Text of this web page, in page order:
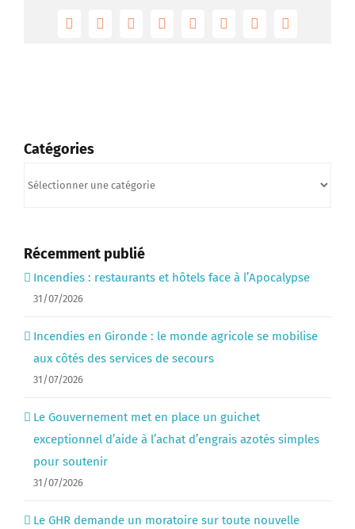
FacebookTwitterRedditLinkedInTumblrPinterest
Vk Email
Catégories
Récemment publié
Incendies : restaurants et hôtels face à l’Apocalypse
31/07/2026
Incendies en Gironde : le monde agricole se mobilise
aux côtés des services de secours
31/07/2026
Le Gouvernement met en place un guichet
exceptionnel d’aide à l’achat d’engrais azotés simples
pour soutenir
31/07/2026
Le GHR demande un moratoire sur toute nouvelle